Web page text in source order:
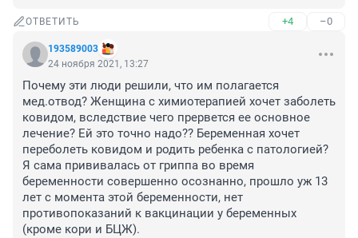
ОТВЕТИТЬ +4 –0
193589003
24 ноября 2021, 13:27
Почему эти люди решили, что им полагается
мед.отвод? Женщина с химиотерапией хочет заболеть
ковидом, вследствие чего прервется ее основное
лечение? Ей это точно надо?? Беременная хочет
переболеть ковидом и родить ребенка с патологией?
Я сама прививалась от гриппа во время
беременности совершенно осознанно, прошло уж 13
лет с момента этой беременности, нет
противопоказаний к вакцинации у беременных
(кроме кори и БЦЖ).